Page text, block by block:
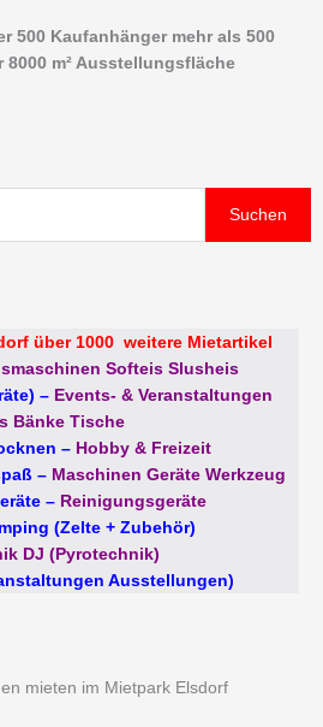
500 Kaufanhänger mehr als 500
m² Ausstellungsfläche
Suchen
über 1000 weitere Mietartikel
Softeis Slusheis
– Events- & Veranstaltungen
Bänke Tische
– Hobby & Freizeit
– Maschinen Geräte Werkzeug
– Reinigungsgeräte
(Zelte + Zubehör)
DJ (Pyrotechnik)
Ausstellungen)
mieten im Mietpark Elsdorf